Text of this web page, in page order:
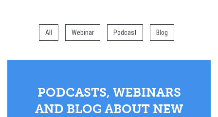
All Webinar Podcast Blog
PODCASTS, WEBINARS
AND BLOG ABOUT NEW